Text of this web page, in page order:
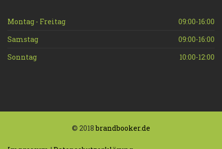
Montag - Freitag
09:00-16:00
Samstag
09:00-16:00
Sonntag
10:00-12:00
© 2018brandbooker.de